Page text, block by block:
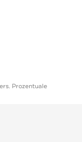
Prozentuale